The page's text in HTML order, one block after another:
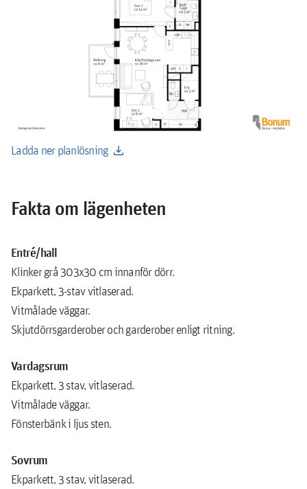
Ladda ner planlösning download
Fakta om lägenheten
Entré/hall
Klinker grå 303x30 cm innanför dörr.
Ekparkett, 3-stav vitlaserad.
Vitmålade väggar.
Skjutdörrsgarderober och garderober enligt ritning.
Vardagsrum
Ekparkett, 3 stav, vitlaserad.
Vitmålade väggar.
Fönsterbänk i ljus sten.
Sovrum
Ekparkett, 3 stav, vitlaserad.